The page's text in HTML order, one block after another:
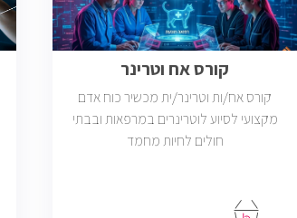
קורס אח וטרינר
קורס אח/ות וטרינר/ית מכשיר כוח אדם
מקצועי לסיוע לוטרינרים במרפאות ובבתי
חולים לחיות מחמד